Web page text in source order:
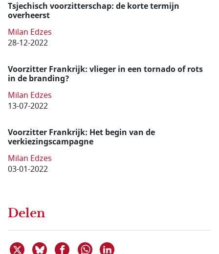
Tsjechisch voorzitterschap: de korte termijn
overheerst
Milan Edzes
28-12-2022
Voorzitter Frankrijk: vlieger in een tornado of rots
in de branding?
Milan Edzes
13-07-2022
Voorzitter Frankrijk: Het begin van de
verkiezingscampagne
Milan Edzes
03-01-2022
Delen
Deel dit item op X
Deel dit item op Bluesky
Deel dit item op Facebook
Delen via WhatsApp